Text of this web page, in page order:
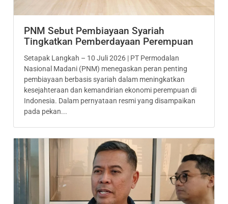
PNM Sebut Pembiayaan Syariah
Tingkatkan Pemberdayaan Perempuan
Setapak Langkah – 10 Juli 2026 | PT Permodalan
Nasional Madani (PNM) menegaskan peran penting
pembiayaan berbasis syariah dalam meningkatkan
kesejahteraan dan kemandirian ekonomi perempuan di
Indonesia. Dalam pernyataan resmi yang disampaikan
pada pekan...